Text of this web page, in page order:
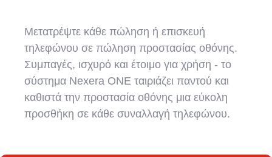
Μετατρέψτε κάθε πώληση ή επισκευή
τηλεφώνου σε πώληση προστασίας οθόνης.
Συμπαγές, ισχυρό και έτοιμο για χρήση - το
σύστημα Nexera ONE ταιριάζει παντού και
καθιστά την προστασία οθόνης μια εύκολη
προσθήκη σε κάθε συναλλαγή τηλεφώνου.